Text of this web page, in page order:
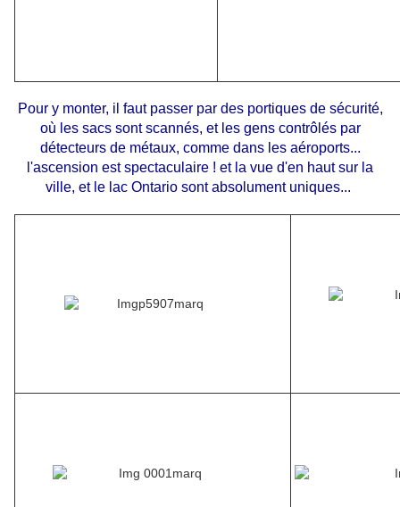
Pour y monter, il faut passer par des portiques de sécurité,
où les sacs sont scannés, et les gens contrôlés par
détecteurs de métaux, comme dans les aéroports...
l'ascension est spectaculaire ! et la vue d'en haut sur la
ville, et le lac Ontario sont absolument uniques...